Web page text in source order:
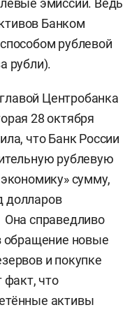
Банком
рублевой
рубли).
Центробанка
28 октября
что Банк России
рублевую
сумму,
долларов
справедливо
обращение новые
и покупке
факт, что
активы